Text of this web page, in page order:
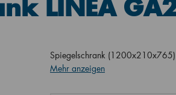
LINEA
Spiegelschrank (1200x210x765)
Mehr anzeigen